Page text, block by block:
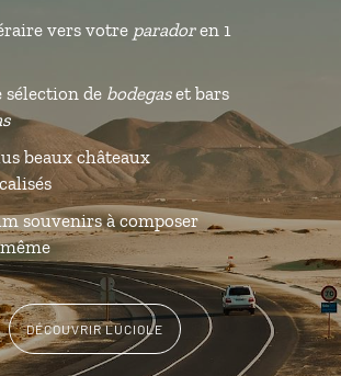
vers votre paradoren 1
sélection de bodegaset bars
beaux châteaux
souvenirs à composer
DÉCOUVRIR LUCIOLE